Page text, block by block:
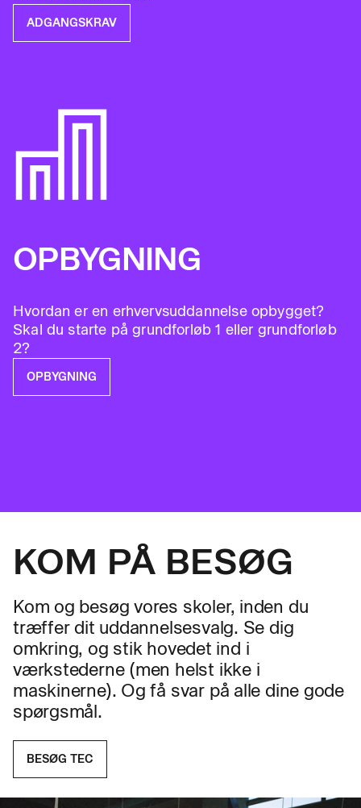
ADGANGSKRAV
OPBYGNING
Hvordan er en erhvervsuddannelse opbygget?
Skal du starte på grundforløb 1 eller grundforløb
2?
OPBYGNING
KOM PÅ BESØG
Kom og besøg vores skoler, inden du
træffer dit uddannelsesvalg. Se dig
omkring, og stik hovedet ind i
værkstederne (men helst ikke i
maskinerne). Og få svar på alle dine gode
spørgsmål.
BESØG TEC